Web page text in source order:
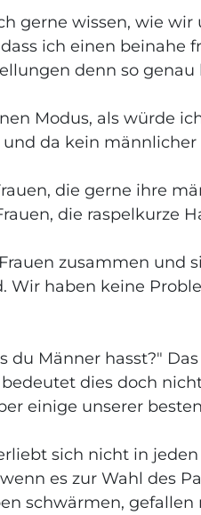
gerne wissen, wie
ich einen beinahe
denn so genau
Modus, als würde
da kein männlicher
die gerne ihre
die raspelkurze
zusammen
Wir haben keine
du Männer hasst?"
dies doch
einige unserer
sich nicht in
es zur Wahl des
schwärmen,